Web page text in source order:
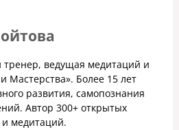
ведущая медитаций и
Мастерства». Более 15 лет
развития, самопознания
Автор 300+ открытых
медитаций.